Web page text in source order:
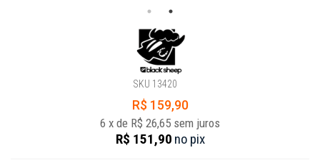
SKU 13420
R$ 159,90
6 x de R$ 26,65 sem juros
R$ 151,90 no pix